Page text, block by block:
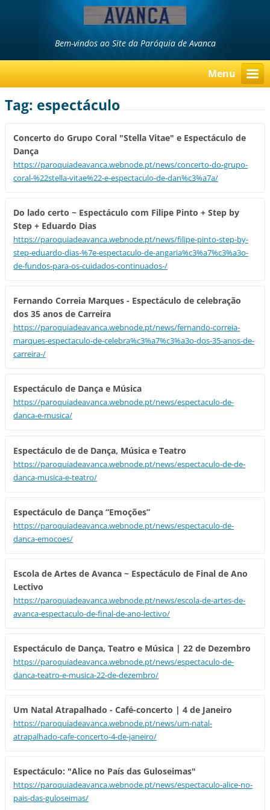
Bem-vindos ao Site da Paróquia de Avanca
Menu
Tag: espectáculo
Concerto do Grupo Coral "Stella Vitae" e Espectáculo de
Dança
https://paroquiadeavanca.webnode.pt/news/concerto-do-grupo-
coral-%22stella-vitae%22-e-espectaculo-de-dan%c3%a7a/
Do lado certo ~ Espectáculo com Filipe Pinto + Step by
Step + Eduardo Dias
https://paroquiadeavanca.webnode.pt/news/filipe-pinto-step-by-
step-eduardo-dias-%7e-espectaculo-de-angaria%c3%a7%c3%a3o-
de-fundos-para-os-cuidados-continuados-/
Fernando Correia Marques - Espectáculo de celebração
dos 35 anos de Carreira
https://paroquiadeavanca.webnode.pt/news/fernando-correia-
marques-espectaculo-de-celebra%c3%a7%c3%a3o-dos-35-anos-de-
carreira-/
Espectáculo de Dança e Música
https://paroquiadeavanca.webnode.pt/news/espectaculo-de-
danca-e-musica/
Espectáculo de de Dança, Música e Teatro
https://paroquiadeavanca.webnode.pt/news/espectaculo-de-de-
danca-musica-e-teatro/
Espectáculo de Dança “Emoções”
https://paroquiadeavanca.webnode.pt/news/espectaculo-de-
danca-emocoes/
Escola de Artes de Avanca ~ Espectáculo de Final de Ano
Lectivo
https://paroquiadeavanca.webnode.pt/news/escola-de-artes-de-
avanca-espectaculo-de-final-de-ano-lectivo/
Espectáculo de Dança, Teatro e Música | 22 de Dezembro
https://paroquiadeavanca.webnode.pt/news/espectaculo-de-
danca-teatro-e-musica-22-de-dezembro/
Um Natal Atrapalhado - Café-concerto | 4 de Janeiro
https://paroquiadeavanca.webnode.pt/news/um-natal-
atrapalhado-cafe-concerto-4-de-janeiro/
Espectáculo: "Alice no País das Guloseimas"
https://paroquiadeavanca.webnode.pt/news/espectaculo-alice-no-
pais-das-guloseimas/